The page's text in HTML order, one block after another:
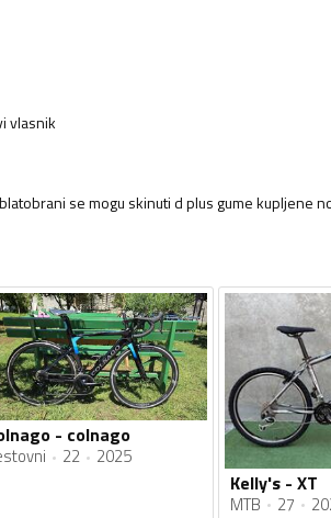
vlasnik
se mogu skinuti d plus gume kupljene
- colnago
22 2025
Kelly's - XT
MTB 27